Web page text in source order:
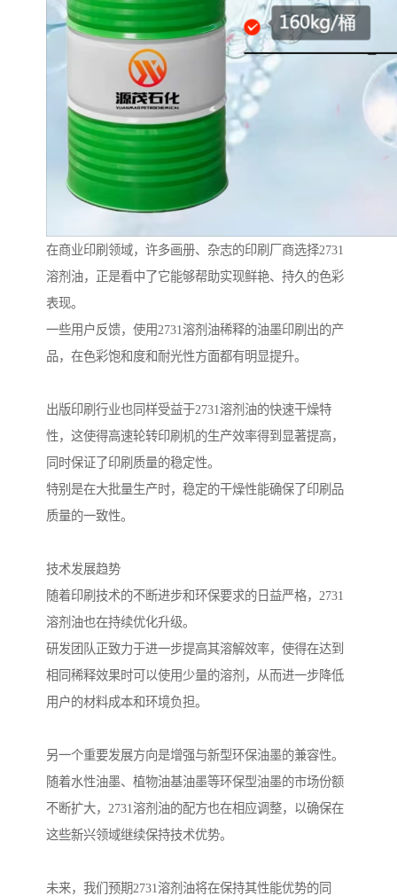
在商业印刷领域，许多画册、杂志的印刷厂商选择2731
溶剂油，正是看中了它能够帮助实现鲜艳、持久的色彩
表现。
一些用户反馈，使用2731溶剂油稀释的油墨印刷出的产
品，在色彩饱和度和耐光性方面都有明显提升。
出版印刷行业也同样受益于2731溶剂油的快速干燥特
性，这使得高速轮转印刷机的生产效率得到显著提高，
同时保证了印刷质量的稳定性。
特别是在大批量生产时，稳定的干燥性能确保了印刷品
质量的一致性。
技术发展趋势
随着印刷技术的不断进步和环保要求的日益严格，2731
溶剂油也在持续优化升级。
研发团队正致力于进一步提高其溶解效率，使得在达到
相同稀释效果时可以使用少量的溶剂，从而进一步降低
用户的材料成本和环境负担。
另一个重要发展方向是增强与新型环保油墨的兼容性。
随着水性油墨、植物油基油墨等环保型油墨的市场份额
不断扩大，2731溶剂油的配方也在相应调整，以确保在
这些新兴领域继续保持技术优势。
未来，我们预期2731溶剂油将在保持其性能优势的同